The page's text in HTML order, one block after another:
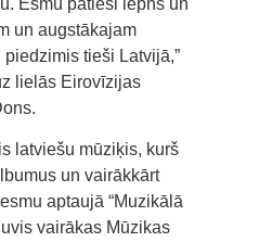
un augstākajam
tieši Latvijā,”
lielās Eirovīzijas
latviešu mūziķis, kurš
un vairākkārt
aptaujā “Muzikālā
vairākas Mūzikas